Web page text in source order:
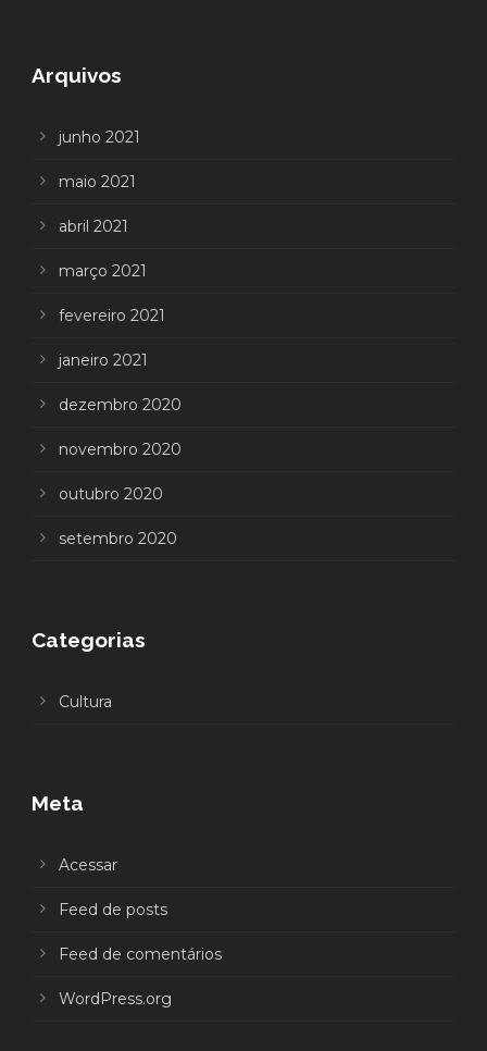
Arquivos
junho 2021
maio 2021
abril 2021
março 2021
fevereiro 2021
janeiro 2021
dezembro 2020
novembro 2020
outubro 2020
setembro 2020
Categorias
Cultura
Meta
Acessar
Feed de posts
Feed de comentários
WordPress.org